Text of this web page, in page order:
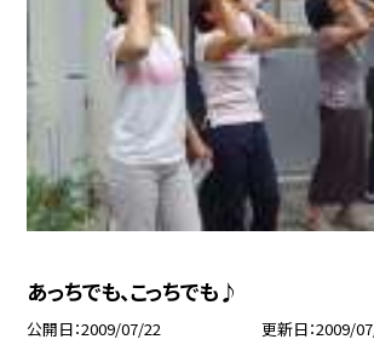
あっちでも、こっちでも♪
公開日 2009/07/22 更新日 2009/